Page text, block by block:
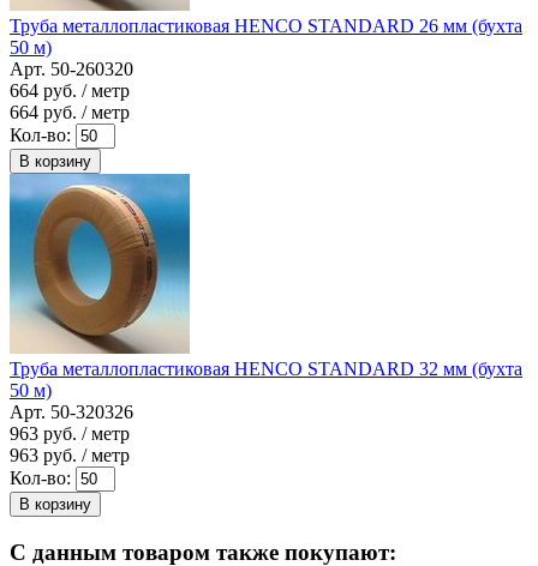
Труба металлопластиковая HENCO STANDARD 26 мм (бухта
50 м)
Арт. 50-260320
664 руб. / метр
664 руб. / метр
Кол-во:
В корзину
Труба металлопластиковая HENCO STANDARD 32 мм (бухта
50 м)
Арт. 50-320326
963 руб. / метр
963 руб. / метр
Кол-во:
В корзину
С данным товаром также покупают: